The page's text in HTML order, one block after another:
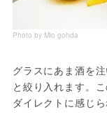
Photo by Mio gohda
グラスにあま酒を
と絞り入れます。
ダイレクトに感じら